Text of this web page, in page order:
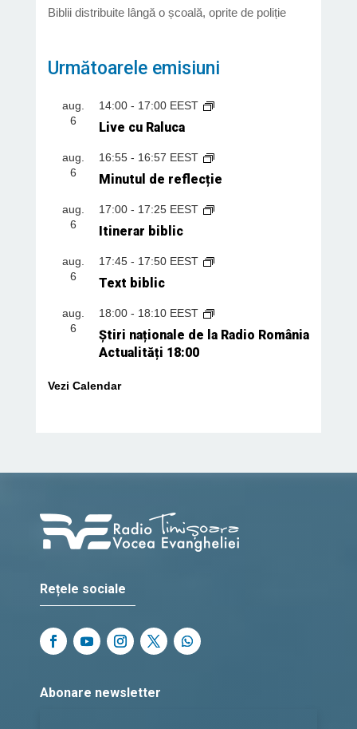
Biblii distribuite lângă o școală, oprite de poliție
Următoarele emisiuni
aug.
6
14:00- 17:00 EEST
Live cu Raluca
aug.
6
16:55- 16:57 EEST
Minutul de reflecție
aug.
6
17:00- 17:25 EEST
Itinerar biblic
aug.
6
17:45- 17:50 EEST
Text biblic
aug.
6
18:00- 18:10 EEST
Știri naționale de la Radio România
Actualități 18:00
Vezi Calendar
Rețele sociale
Abonare newsletter